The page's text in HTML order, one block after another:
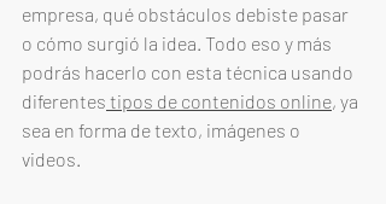
empresa, qué obstáculos debiste pasar
o cómo surgió la idea. Todo eso y más
podrás hacerlo con esta técnica usando
diferentes tipos de contenidos online, ya
sea en forma de texto, imágenes o
videos.